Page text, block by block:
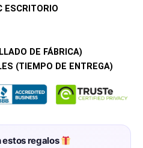
ESCRITORIO
DE FÁBRICA)
(TIEMPO DE ENTREGA)
estos regalos